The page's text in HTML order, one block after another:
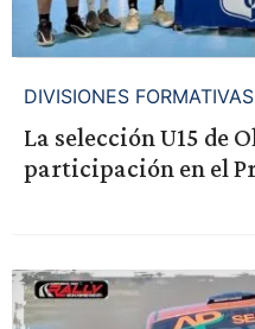
DIVISIONES
La selección U15 de
participación en el